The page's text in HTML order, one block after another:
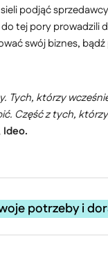
podjąć
tej pory prowadzili
swój biznes,
Tych, którzy
Część z tych,
potrzeby i